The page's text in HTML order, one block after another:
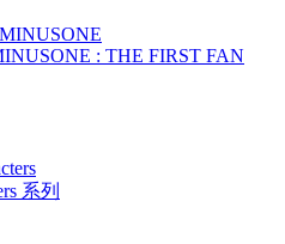
: THE FIRST FAN
系列